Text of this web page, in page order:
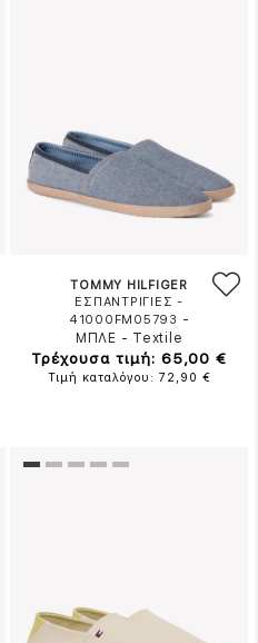
TOMMY HILFIGER
ΕΣΠΑΝΤΡΙΓΙΕΣ -
41000FM05793 -
ΜΠΛΕ - Textile
Τρέχουσα τιμή: 65,00 €
Τιμή καταλόγου: 72,90 €